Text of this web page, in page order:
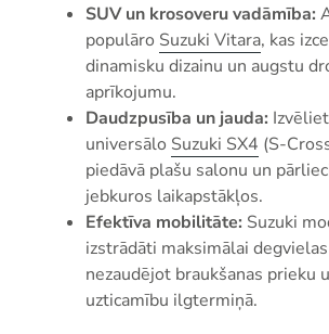
SUV un krosoveru vadāmība:
populāro Suzuki Vitara, kas
dinamisku dizainu un augstu
aprīkojumu.
Daudzpusība un jauda:
universālo Suzuki SX4 (S-
piedāvā plašu salonu un
jebkuros laikapstākļos.
Efektīva mobilitāte: Suzuki
izstrādāti maksimālai
nezaudējot braukšanas prieku
uzticamību ilgtermiņā.